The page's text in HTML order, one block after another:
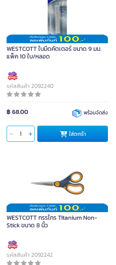
WESTCOTT ใบมีดคัตเตอร์ ขนาด 9 มม.
แพ็ค 10 ใบ/หลอด
รหัสสินค้า 2092240
฿ 68.00 พร้อมจัดส่ง
ใส่ตะกร้า
WESTCOTT กรรไกร Titanium Non-
Stick ขนาด 8 นิ้ว
รหัสสินค้า 2092242